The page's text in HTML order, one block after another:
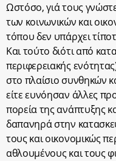
Ωστόσο, γιά τους
των κοινωνικών και
τόπου δεν υπάρχει
Και τούτο διότι από
περιφερειακής
στο πλαίσιο συνθηκών
είτε ευνόησαν άλλες
πορεία της ανάπτυξης
δαπανηρά στην
τους και οικονομικώς
αθλουμένους και τους